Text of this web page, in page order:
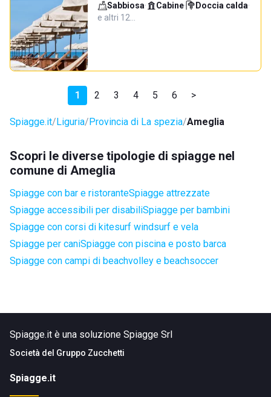
Sabbiosa· Cabine· Doccia calda·
e altri 12…
1 2 3 4 5 6 >
Spiagge.it Liguria Provincia di La spezia Ameglia
Scopri le diverse tipologie di spiagge nel
comune di Ameglia
Spiagge con bar e ristoranteSpiagge attrezzate
Spiagge accessibili per disabiliSpiagge per bambini
Spiagge con corsi di kitesurf windsurf e vela
Spiagge per caniSpiagge con piscina e posto barca
Spiagge con campi di beachvolley e beachsoccer
Spiagge.it è una soluzione Spiagge Srl
Società del Gruppo Zucchetti
Spiagge.it